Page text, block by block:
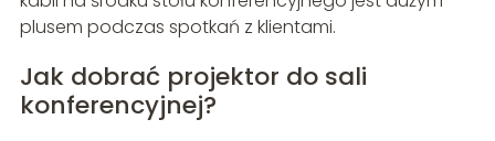
plusem podczas spotkań z klientami.
Jak dobrać projektor do sali
konferencyjnej?